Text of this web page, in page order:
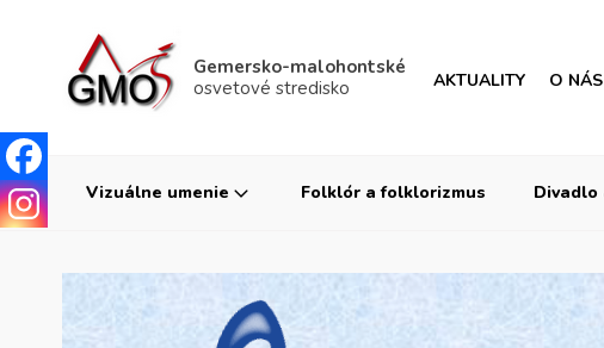
Gemersko-malohontské
osvetové stredisko
AKTUALITY O NÁS
Vizuálne umenie Folklór a folklorizmus Divadlo